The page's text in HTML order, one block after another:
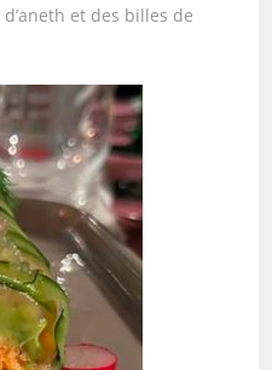
et des billes de